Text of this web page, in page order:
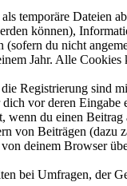
temporäre Dateien
können),
du nicht
Jahr. Alle
Registrierung sind
vor deren Eingabe
wenn du einen
von Beiträgen (dazu
deinem Browser
bei Umfragen, der